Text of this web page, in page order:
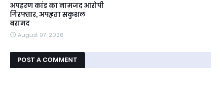
अपहरण कांड का नामजद आरोपी
गिरफ्तार, अपहृता सकुशल
बरामद
August 07, 2026
POST A COMMENT